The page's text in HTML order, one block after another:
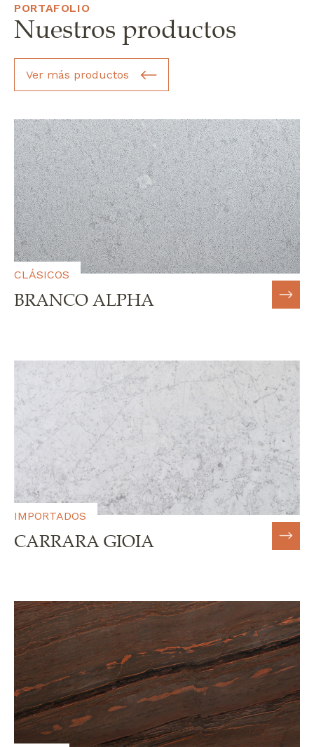
PORTAFOLIO
Nuestros productos
Ver más productos
CLÁSICOS
BRANCO ALPHA
IMPORTADOS
CARRARA GIOIA